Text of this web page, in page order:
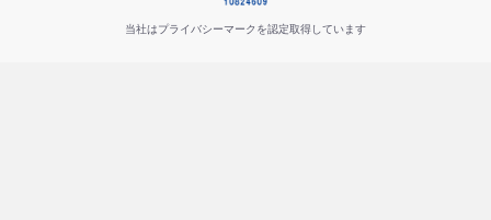
当社はプライバシーマークを認定取得しています